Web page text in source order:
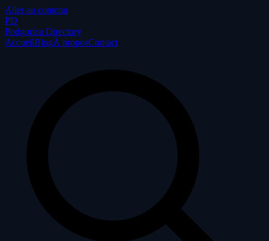
Aller au contenu
PD
Podgorica Directory
AccueilBlogÀ proposContact